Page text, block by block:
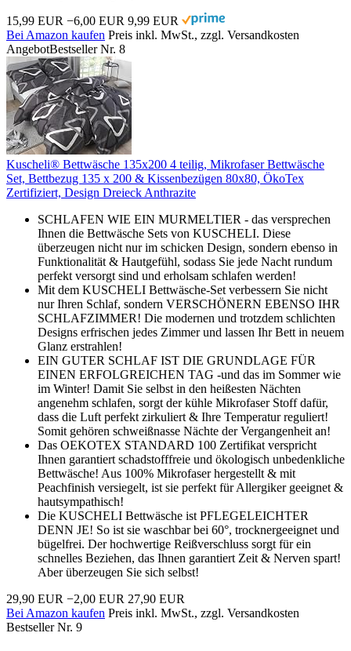
15,99 EUR −6,00 EUR 9,99 EUR
Bei Amazon kaufen Preis inkl. MwSt., zzgl. Versandkosten
AngebotBestseller Nr. 8
Kuscheli® Bettwäsche 135x200 4 teilig, Mikrofaser Bettwäsche
Set, Bettbezug 135 x 200 & Kissenbezügen 80x80, ÖkoTex
Zertifiziert, Design Dreieck Anthrazite
SCHLAFEN WIE EIN MURMELTIER - das versprechen
Ihnen die Bettwäsche Sets von KUSCHELI. Diese
überzeugen nicht nur im schicken Design, sondern ebenso in
Funktionalität & Hautgefühl, sodass Sie jede Nacht rundum
perfekt versorgt sind und erholsam schlafen werden!
Mit dem KUSCHELI Bettwäsche-Set verbessern Sie nicht
nur Ihren Schlaf, sondern VERSCHÖNERN EBENSO IHR
SCHLAFZIMMER! Die modernen und trotzdem schlichten
Designs erfrischen jedes Zimmer und lassen Ihr Bett in neuem
Glanz erstrahlen!
EIN GUTER SCHLAF IST DIE GRUNDLAGE FÜR
EINEN ERFOLGREICHEN TAG -und das im Sommer wie
im Winter! Damit Sie selbst in den heißesten Nächten
angenehm schlafen, sorgt der kühle Mikrofaser Stoff dafür,
dass die Luft perfekt zirkuliert & Ihre Temperatur reguliert!
Somit gehören schweißnasse Nächte der Vergangenheit an!
Das OEKOTEX STANDARD 100 Zertifikat verspricht
Ihnen garantiert schadstofffreie und ökologisch unbedenkliche
Bettwäsche! Aus 100% Mikrofaser hergestellt & mit
Peachfinish versiegelt, ist sie perfekt für Allergiker geeignet &
hautsympathisch!
Die KUSCHELI Bettwäsche ist PFLEGELEICHTER
DENN JE! So ist sie waschbar bei 60°, trocknergeeignet und
bügelfrei. Der hochwertige Reißverschluss sorgt für ein
schnelles Beziehen, das Ihnen garantiert Zeit & Nerven spart!
Aber überzeugen Sie sich selbst!
29,90 EUR −2,00 EUR 27,90 EUR
Bei Amazon kaufen Preis inkl. MwSt., zzgl. Versandkosten
Bestseller Nr. 9